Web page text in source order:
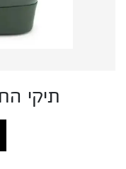
תיקי